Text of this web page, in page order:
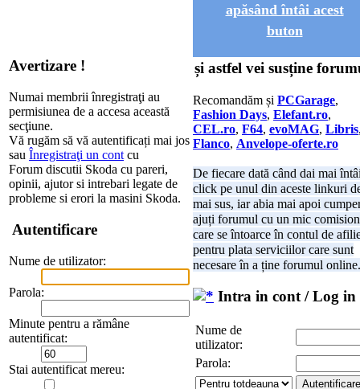
Avertizare !
Numai membrii înregistraţi au
permisiunea de a accesa această
secţiune.
Vă rugăm să vă autentificați mai jos
sau Înregistraţi un cont cu
Forum discutii Skoda cu pareri,
opinii, ajutor si intrebari legate de
probleme si erori la masini Skoda.
Autentificare
Nume de utilizator:
Parola:
Minute pentru a rămâne
autentificat:
Stai autentificat mereu:
apăsând întâi acest
buton
și astfel vei susține
Recomandăm și PCGarage,
Fashion Days, Elefant.ro,
CEL.ro, F64, evoMAG, Libris
Flanco, Anvelope-oferte.ro
De fiecare dată când dai mai
click pe unul din aceste linkuri
mai sus, iar abia mai apoi
ajuți forumul cu un mic comision
care se întoarce în contul de
pentru plata serviciilor care sunt
necesare în a ține forumul online.
Intra in cont / Log in
Nume de
utilizator:
Parola: